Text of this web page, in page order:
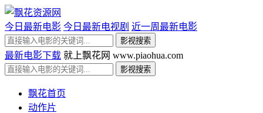
今日最新电影 今日最新电视剧 近一周最新电影
最新电影下载 就上飘花网 www.piaohua.com
飘花首页
动作片